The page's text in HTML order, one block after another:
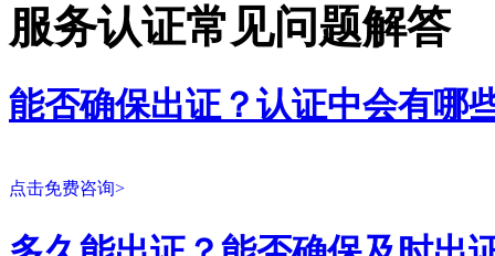
服务认证常见问题解答
能否确保出证？认证中会有哪
点击免费咨询>